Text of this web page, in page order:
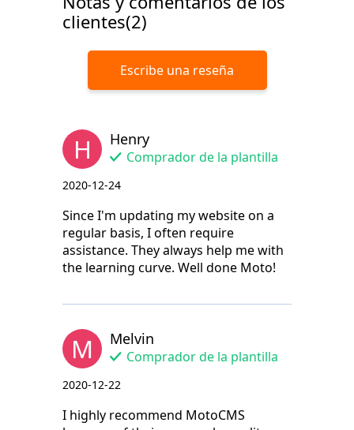
clientes(2)
Escribe una reseña
H Henry
Comprador de la plantilla
2020-12-24
Since I'm updating my website on a
regular basis, I often require
assistance. They always help me with
the learning curve. Well done Moto!
M Melvin
Comprador de la plantilla
2020-12-22
I highly recommend MotoCMS